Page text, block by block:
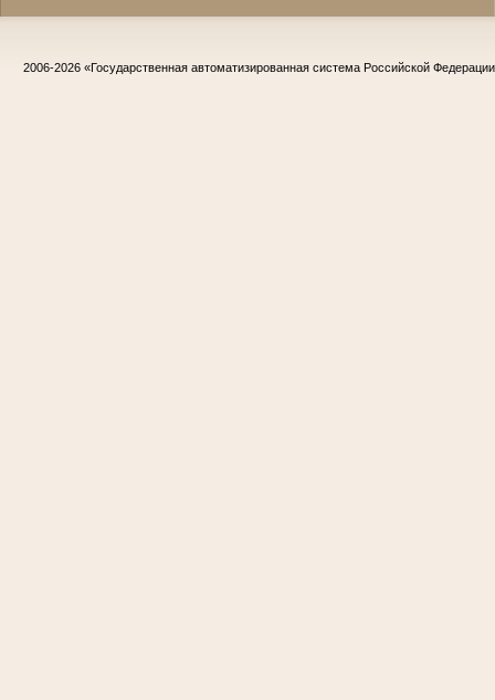
2006-2026 «Государственная автоматизированная система Российской